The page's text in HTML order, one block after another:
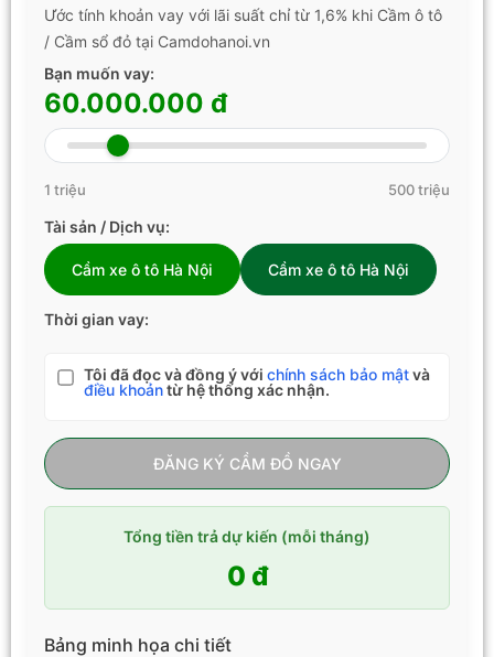
Ước tính khoản vay với lãi suất chỉ từ 1,6% khi Cầm ô tô
/ Cầm sổ đỏ tại Camdohanoi.vn
Bạn muốn vay:
60.000.000 đ
1 triệu 500 triệu
Tài sản / Dịch vụ:
Cầm xe ô tô Hà Nội Cầm xe ô tô Hà Nội
Thời gian vay:
Tôi đã đọc và đồng ý với chính sách bảo mậtvà
điều khoảntừ hệ thống xác nhận.
ĐĂNG KÝ CẦM ĐỒ NGAY
Tổng tiền trả dự kiến (mỗi tháng)
0 đ
Bảng minh họa chi tiết